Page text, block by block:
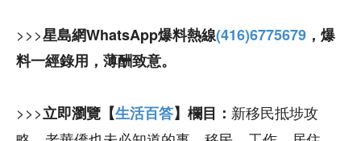
>>>星島網WhatsApp爆料熱線(416)6775679 ，爆
料一經錄用，薄酬致意。
>>>立即瀏覽【生活百答】欄目： 新移民抵埗攻